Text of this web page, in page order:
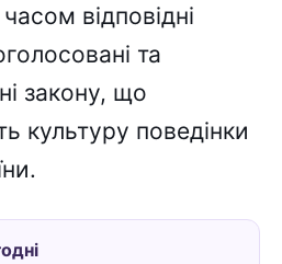
відповідні
та
закону, що
культуру поведінки